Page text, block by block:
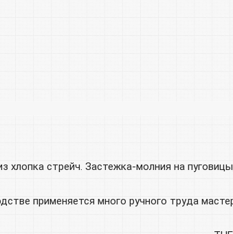
хлопка стрейч. Застежка-молния на
применяется много ручного труда